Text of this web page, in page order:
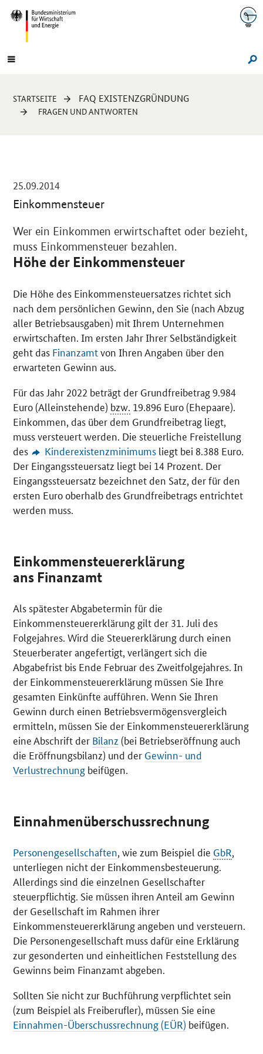
Navigation
Hauptmenü
Sie
sind
STARTSEITE FAQ EXISTENZGRÜNDUNG
FRAGEN UND ANTWORTEN
25.09.2014
Einkommensteuer
Wer ein Einkommen erwirtschaftet oder bezieht,
muss Einkommensteuer bezahlen.
Höhe der Einkommensteuer
Die Höhe des Einkommensteuersatzes richtet sich
nach dem persönlichen Gewinn, den Sie (nach Abzug
aller Betriebsausgaben) mit Ihrem Unternehmen
erwirtschaften. Im ersten Jahr Ihrer Selbständigkeit
geht das Finanzamtvon Ihren Angaben über den
erwarteten Gewinn aus.
Für das Jahr 2022 beträgt der Grundfreibetrag 9.984
Euro (Alleinstehende) bzw. 19.896 Euro (Ehepaare).
Einkommen, das über dem Grundfreibetrag liegt,
muss versteuert werden. Die steuerliche Freistellung
des
Kinderexistenzminimumsliegt bei 8.388 Euro.
Der Eingangssteuersatz liegt bei 14 Prozent. Der
Eingangssteuersatz bezeichnet den Satz, der für den
ersten Euro oberhalb des Grundfreibetrags entrichtet
werden muss.
Einkommensteuererklärung
ans Finanzamt
Als spätester Abgabetermin für die
Einkommensteuererklärung gilt der 31. Juli des
Folgejahres. Wird die Steuererklärung durch einen
Steuerberater angefertigt, verlängert sich die
Abgabefrist bis Ende Februar des Zweitfolgejahres. In
der Einkommensteuererklärung müssen Sie Ihre
gesamten Einkünfte aufführen. Wenn Sie Ihren
Gewinn durch einen Betriebsvermögensvergleich
ermitteln, müssen Sie der Einkommensteuererklärung
eine Abschrift der Bilanz (bei Betriebseröffnung auch
die Eröffnungsbilanz) und der Gewinn- und
Verlustrechnung beifügen.
Einnahmenüberschussrechnung
Personengesellschaften, wie zum Beispiel die GbR,
unterliegen nicht der Einkommensbesteuerung.
Allerdings sind die einzelnen Gesellschafter
steuerpflichtig. Sie müssen ihren Anteil am Gewinn
der Gesellschaft im Rahmen ihrer
Einkommensteuererklärung angeben und versteuern.
Die Personengesellschaft muss dafür eine Erklärung
zur gesonderten und einheitlichen Feststellung des
Gewinns beim Finanzamt abgeben.
Sollten Sie nicht zur Buchführung verpflichtet sein
(zum Beispiel als Freiberufler), müssen Sie eine
Einnahmen-Überschussrechnung (EÜR) beifügen.